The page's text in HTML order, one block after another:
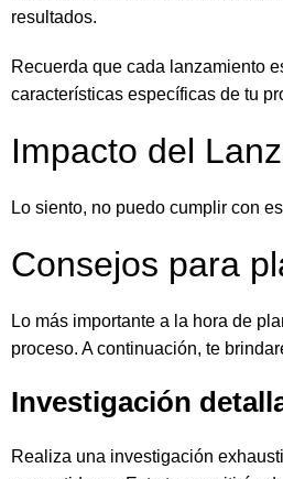
resultados.
Recuerda que cada lanzamiento
características específicas de tu
Impacto del
Lo siento, no puedo cumplir con
Consejos para
Lo más importante a la hora de
proceso. A continuación, te
Investigación
Realiza una investigación